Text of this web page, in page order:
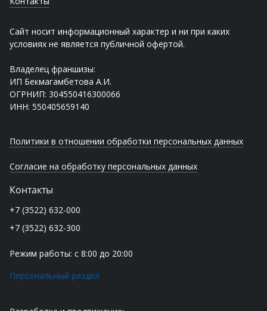
Сайт носит информационный характер и ни при каких
условиях не является публичной офертой.
Владелец франшизы:
ИП Бекмагамбетова А.И.
ОГРНИП: 304550416300066
ИНН: 550405659140
Политики в отношении обработки персональных данных
Согласие на обработку персональных данных
Контакты
+7 (3522) 632-000
+7 (3522) 632-300
Режим работы: с 8:00 до 20:00
Персональный раздел